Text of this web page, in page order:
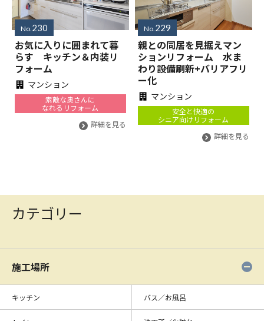
No.230
お気に入りに囲まれて暮
らす キッチン＆内装リ
フォーム
マンション
素敵な奥さんに
なれるリフォーム
詳細を見る
No.229
親との同居を見据えマン
ションリフォーム 水ま
わり設備刷新+バリアフリ
ー化
マンション
安全と快適の
シニア向けリフォーム
詳細を見る
カテゴリー
施工場所
キッチン バス／お風呂